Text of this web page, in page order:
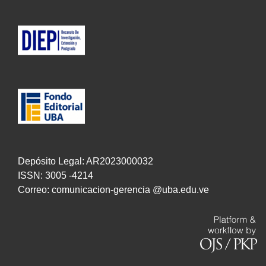
Depósito Legal: AR2023000032
ISSN: 3005 -4214
Correo: comunicacion-gerencia @uba.edu.ve